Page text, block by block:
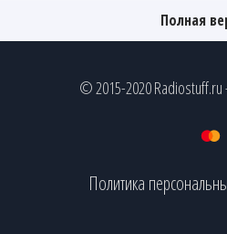
Полная
© 2015-2020 Radiostuff.ru
Политика